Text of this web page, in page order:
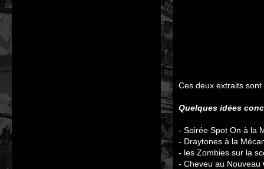
Ces deux extraits
Quelques idées
- Soirée Spot On à la
- Draytones à la
- les Zombies sur la
- Cheveu au Nouveau